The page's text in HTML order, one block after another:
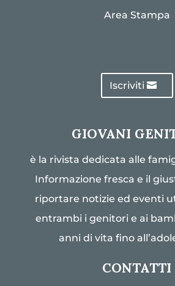
Area Stampa
Iscriviti
GIOVANI
è la rivista dedicata alle
Informazione fresca e il
riportare notizie ed eventi
entrambi i genitori e ai
anni di vita fino
CONTATTI